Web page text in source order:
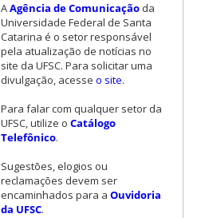
AAgência de Comunicaçãoda
Universidade Federal de Santa
Catarina é o setor responsável
pela atualização de notícias no
site da UFSC. Para solicitar uma
divulgação, acesse o site.
Para falar com qualquer setor da
UFSC, utilize o Catálogo
Telefônico.
Sugestões, elogios ou
reclamações devem ser
encaminhados para a Ouvidoria
da UFSC.